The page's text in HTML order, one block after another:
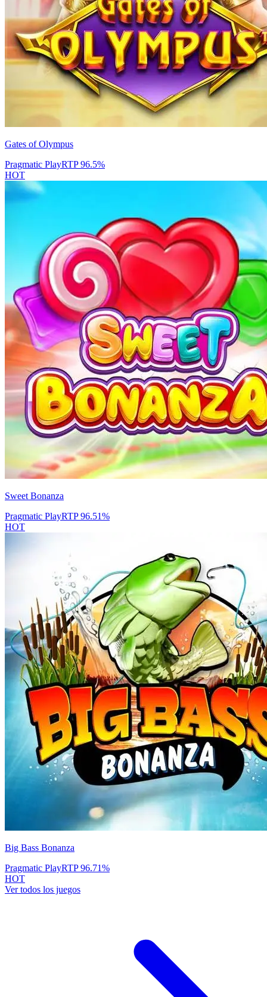
Gates of Olympus
Pragmatic PlayRTP96.5%
HOT
Sweet Bonanza
Pragmatic PlayRTP96.51%
HOT
Big Bass Bonanza
Pragmatic PlayRTP96.71%
HOT
Ver todos los juegos